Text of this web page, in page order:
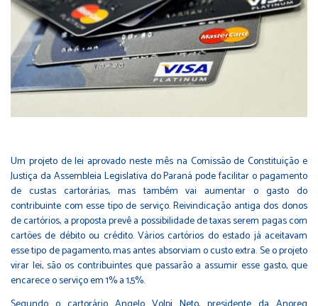
Um projeto de lei aprovado neste mês na Comissão de Constituição e
Justiça da Assembleia Legislativa do Paraná pode facilitar o pagamento
de custas cartorárias, mas também vai aumentar o gasto do
contribuinte com esse tipo de serviço. Reivindicação antiga dos donos
de cartórios, a proposta prevê a possibilidade de taxas serem pagas com
cartões de débito ou crédito. Vários cartórios do estado já aceitavam
esse tipo de pagamento, mas antes absorviam o custo extra. Se o projeto
virar lei, são os contribuintes que passarão a assumir esse gasto, que
encarece o serviço em 1% a 1,5%.